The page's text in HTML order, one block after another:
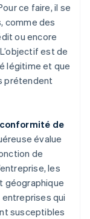
ce faire, il se
comme des
ou encore
est de
légitime et que
prétendent
de
évalue
de
les
géographique
qui
susceptibles